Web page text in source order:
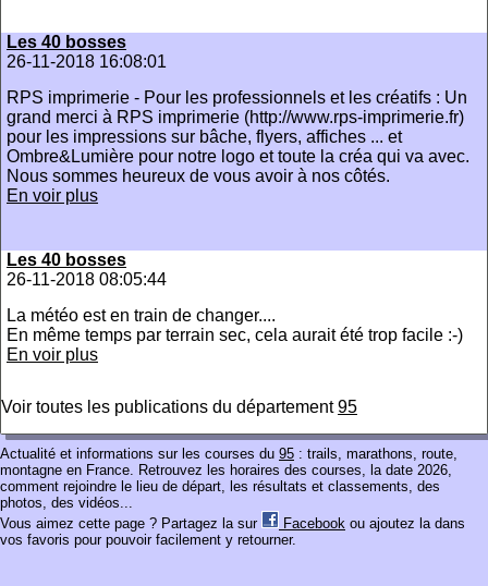
Les 40 bosses
26-11-2018 16:08:01
RPS imprimerie - Pour les professionnels et les créatifs : Un
grand merci à RPS imprimerie (http://www.rps-imprimerie.fr)
pour les impressions sur bâche, flyers, affiches ... et
Ombre&Lumière pour notre logo et toute la créa qui va avec.
Nous sommes heureux de vous avoir à nos côtés.
En voir plus
Les 40 bosses
26-11-2018 08:05:44
La météo est en train de changer....
En même temps par terrain sec, cela aurait été trop facile :-)
En voir plus
Voir toutes les publications du département95
Actualité et informations sur les courses du 95 : trails, marathons, route,
montagne en France. Retrouvez les horaires des courses, la date 2026,
comment rejoindre le lieu de départ, les résultats et classements, des
photos, des vidéos...
Vous aimez cette page ? Partagez la sur
Facebook ou ajoutez la dans
vos favoris pour pouvoir facilement y retourner.